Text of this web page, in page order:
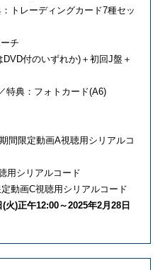
トレーディングカード7種セッ
チ
付のいずれか)＋初回J盤＋
特典：フォトカード(A6)
間限定動画A視聴用シリアルコ
用シリアルコード
動画C視聴用シリアルコード
)正午12:00～2025年2月28日